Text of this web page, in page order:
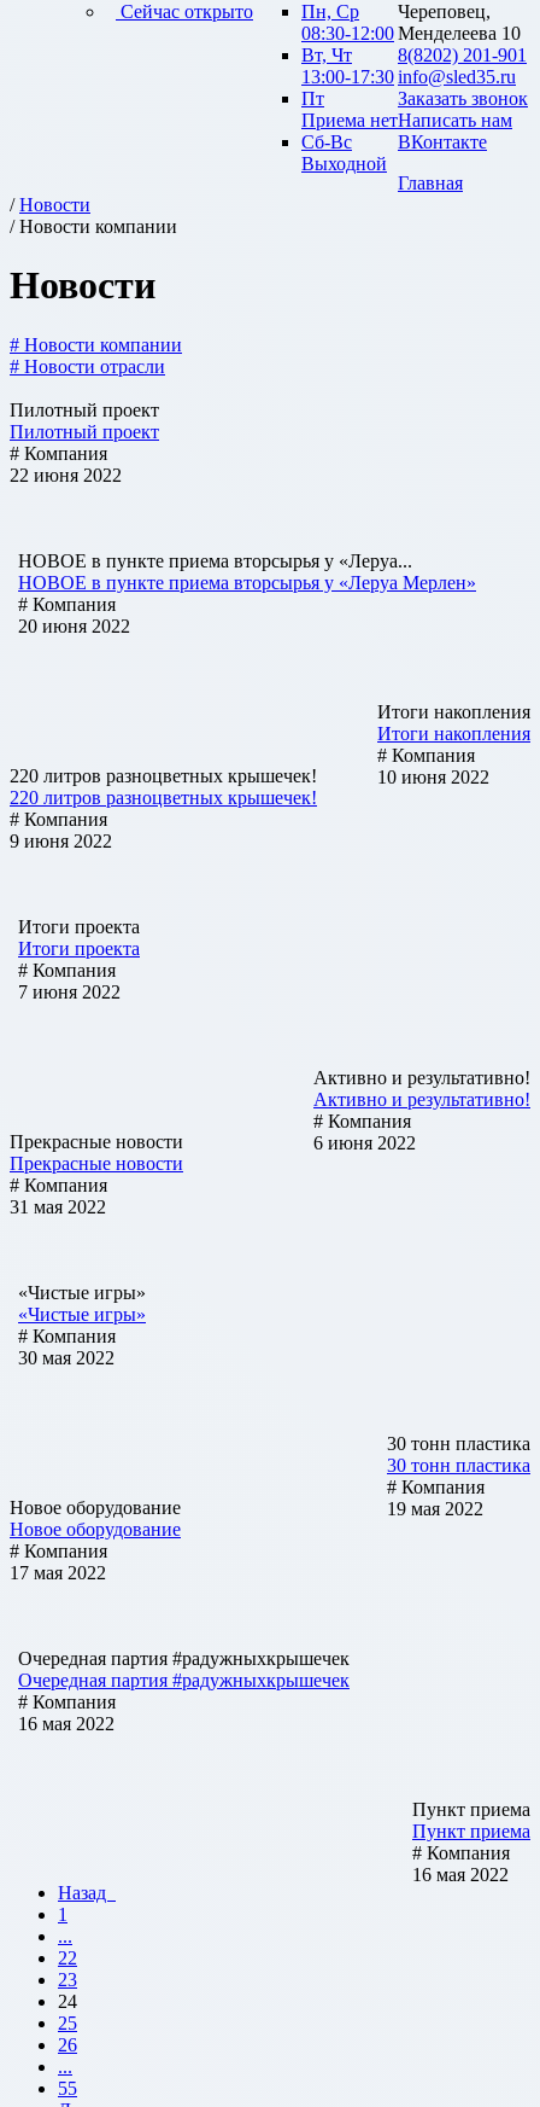
Сейчас открыто
Пн, Ср
08:30-12:00
Вт, Чт
13:00-17:30
Пт
Приема нет
Сб-Вс
Выходной
Череповец,
Менделеева 10
8(8202) 201-901
info@sled35.ru
Заказать звонок
Написать нам
ВКонтакте
Главная
/Новости
/ Новости компании
Новости
# Новости компании
# Новости отрасли
Пилотный проект
Пилотный проект
# Компания
22 июня 2022
НОВОЕ в пункте приема вторсырья у «Леруа...
НОВОЕ в пункте приема вторсырья у «Леруа Мерлен»
# Компания
20 июня 2022
Итоги накопления
Итоги накопления
# Компания
10 июня 2022
220 литров разноцветных крышечек!
220 литров разноцветных крышечек!
# Компания
9 июня 2022
Итоги проекта
Итоги проекта
# Компания
7 июня 2022
Активно и результативно!
Активно и результативно!
# Компания
6 июня 2022
Прекрасные новости
Прекрасные новости
# Компания
31 мая 2022
«Чистые игры»
«Чистые игры»
# Компания
30 мая 2022
30 тонн пластика
30 тонн пластика
# Компания
19 мая 2022
Новое оборудование
Новое оборудование
# Компания
17 мая 2022
Очередная партия #радужныхкрышечек
Очередная партия #радужныхкрышечек
# Компания
16 мая 2022
Пункт приема
Пункт приема
# Компания
16 мая 2022
Назад
1
...
22
23
24
25
26
...
55